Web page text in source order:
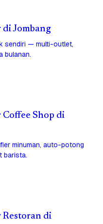
di Jombang
sendiri — multi-outlet,
bulanan.
Coffee Shop di
minuman, auto-potong
barista.
Restoran di